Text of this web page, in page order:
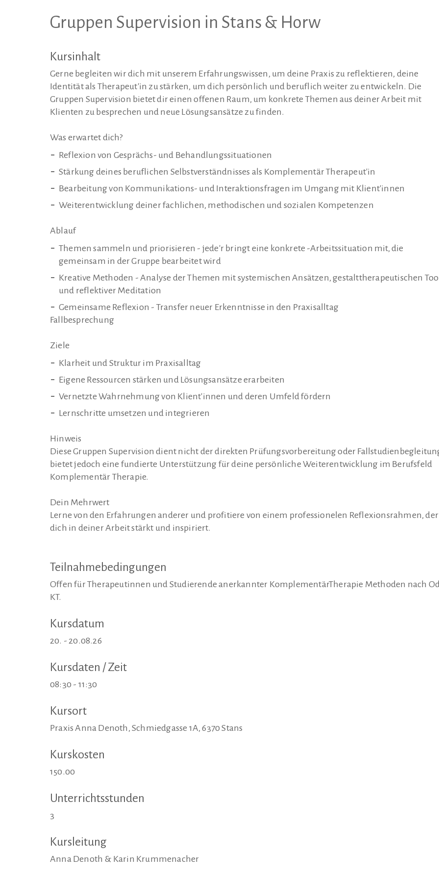
Gruppen Supervision in Stans & Horw
Kursinhalt
Gerne begleiten wir dich mit unserem Erfahrungswissen, um deine Praxis zu reflektieren, deine
Identität als Therapeut'in zu stärken, um dich persönlich und beruflich weiter zu entwickeln. Die
Gruppen Supervision bietet dir einen offenen Raum, um konkrete Themen aus deiner Arbeit mit
Klienten zu besprechen und neue Lösungsansätze zu finden.
Was erwartet dich?
Reflexion von Gesprächs- und Behandlungssituationen
Stärkung deines beruflichen Selbstverständnisses als Komplementär Therapeut'in
Bearbeitung von Kommunikations- und Interaktionsfragen im Umgang mit Klient'innen
Weiterentwicklung deiner fachlichen, methodischen und sozialen Kompetenzen
Ablauf
Themen sammeln und priorisieren - jede'r bringt eine konkrete -Arbeitssituation mit, die
gemeinsam in der Gruppe bearbeitet wird
Kreative Methoden - Analyse der Themen mit systemischen Ansätzen, gestalttherapeutischen
und reflektiver Meditation
Gemeinsame Reflexion - Transfer neuer Erkenntnisse in den Praxisalltag
Fallbesprechung
Ziele
Klarheit und Struktur im Praxisalltag
Eigene Ressourcen stärken und Lösungsansätze erarbeiten
Vernetzte Wahrnehmung von Klient'innen und deren Umfeld fördern
Lernschritte umsetzen und integrieren
Hinweis
Diese Gruppen Supervision dient nicht der direkten Prüfungsvorbereitung oder
bietet jedoch eine fundierte Unterstützung für deine persönliche Weiterentwicklung im Berufsfeld
Komplementär Therapie.
Dein Mehrwert
Lerne von den Erfahrungen anderer und profitiere von einem professionelen Reflexionsrahmen, der
dich in deiner Arbeit stärkt und inspiriert.
Teilnahmebedingungen
Offen für Therapeutinnen und Studierende anerkannter KomplementärTherapie Methoden nach
KT.
Kursdatum
20. - 20.08.26
Kursdaten / Zeit
08:30 - 11:30
Kursort
Praxis Anna Denoth, Schmiedgasse 1A, 6370 Stans
Kurskosten
150.00
Unterrichtsstunden
3
Kursleitung
Anna Denoth & Karin Krummenacher